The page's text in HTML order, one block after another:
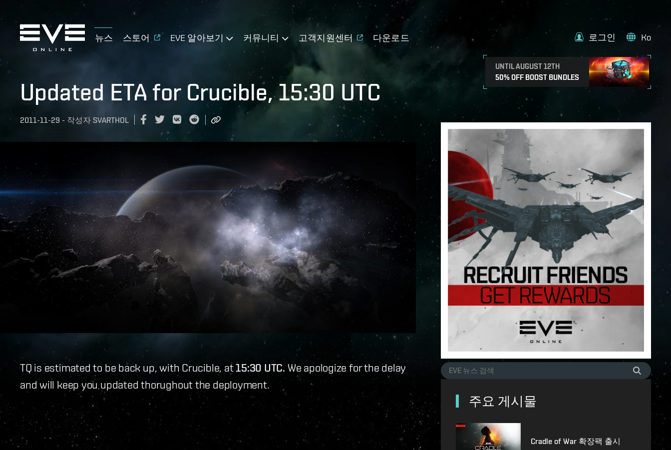
뉴스 스토어 EVE 알아보기 커뮤니티 고객지원센터 다운로드
UNTIL AUGUST 12TH
50% OFF BOOST BUNDLES
로그인 Ko
Updated ETA for Crucible, 15:30 UTC
2011-11-29 - 작성자 SVARTHOL
TQ is estimated to be back up, with Crucible, at 15:30 UTC. We apologize for the delay
and will keep you updated thorughout the deployment.
주요 게시물
Cradle of War 확장팩 출시